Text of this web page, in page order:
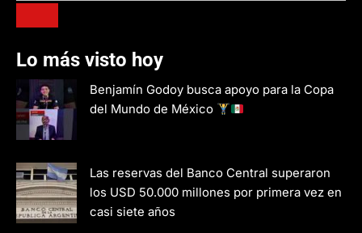
Lo más visto hoy
Benjamín Godoy busca apoyo para la Copa
del Mundo de México
Las reservas del Banco Central superaron
los USD 50.000 millones por primera vez en
casi siete años